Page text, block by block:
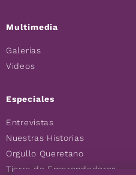
Multimedia
Galerías
Videos
Especiales
Entrevistas
Nuestras Historias
Orgullo Queretano
Tierra de Emprendedores